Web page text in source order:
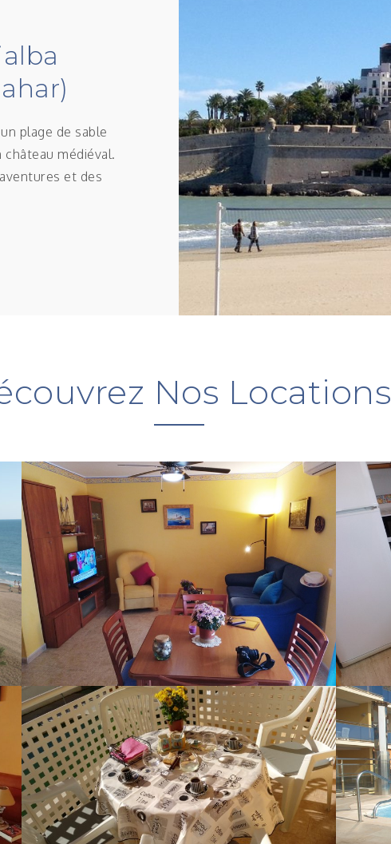
plage de sable
médiéval.
et des
Nos Locations
Terrasse
Une superbe terrasse en face
de la mer pour rêver...
Chambre
Grande chambre double avec
une literie confortable